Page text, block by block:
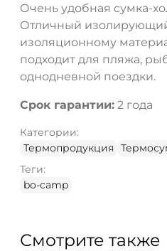
Очень удобная сумка-
Отличный
изоляционному
подходит для пляжа,
однодневной поездки.
Срок гарантии: 2 года
Категории:
Термопродукция
Теги:
bo-camp
Смотрите также